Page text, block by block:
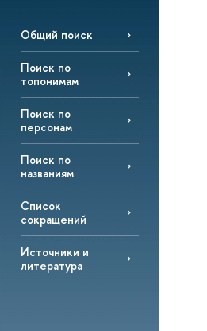
Общий поиск
Поиск по
топонимам
Поиск по
персонам
Поиск по
названиям
Список
сокращений
Источники и
литература